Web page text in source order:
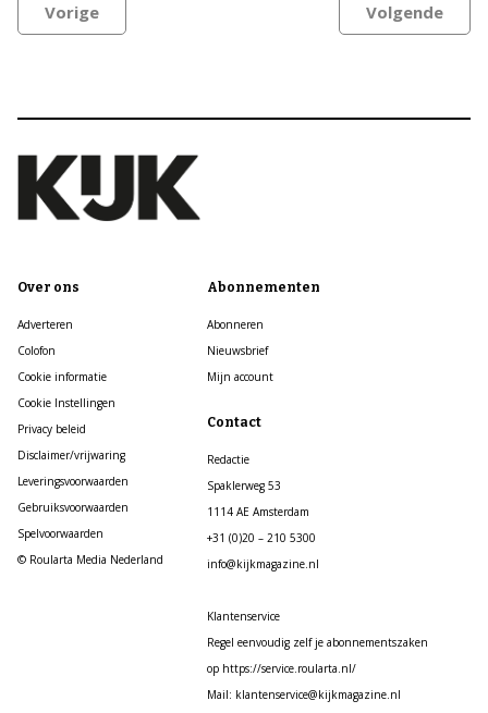
Vorige Volgende
Over ons
Adverteren
Colofon
Cookie informatie
Cookie Instellingen
Privacy beleid
Disclaimer/vrijwaring
Leveringsvoorwaarden
Gebruiksvoorwaarden
Spelvoorwaarden
© Roularta Media Nederland
Abonnementen
Abonneren
Nieuwsbrief
Mijn account
Contact
Redactie
Spaklerweg 53
1114 AE Amsterdam
+31 (0)20 – 210 5300
info@kijkmagazine.nl
Klantenservice
Regel eenvoudig zelf je abonnementszaken
op https://service.roularta.nl/
Mail: klantenservice@kijkmagazine.nl